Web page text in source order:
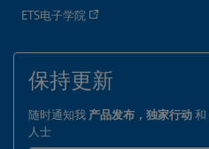
ETS电子学院
保持更新
随时通知我 产品发布，独家行动和
人士